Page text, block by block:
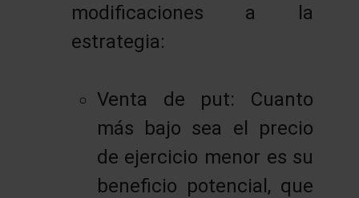
modificaciones a la
estrategia:
Venta de put: Cuanto
más bajo sea el precio
de ejercicio menor es su
beneficio potencial, que